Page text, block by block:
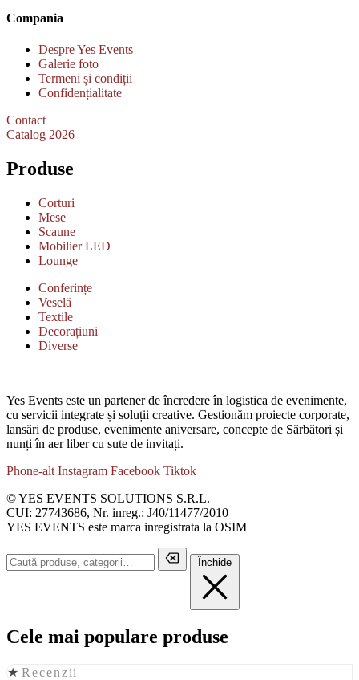
Compania
Despre Yes Events
Galerie foto
Termeni și condiții
Confidențialitate
Contact
Catalog 2026
Produse
Corturi
Mese
Scaune
Mobilier LED
Lounge
Conferințe
Veselă
Textile
Decorațiuni
Diverse
Yes Events este un partener de încredere în logistica de evenimente,
cu servicii integrate și soluții creative. Gestionăm proiecte corporate,
lansări de produse, evenimente aniversare, concepte de Sărbători și
nunți în aer liber cu sute de invitați.
Phone-alt Instagram Facebook Tiktok
© YES EVENTS SOLUTIONS S.R.L.
CUI: 27743686, Nr. inreg.: J40/11477/2010
YES EVENTS este marca inregistrata la OSIM
Cele mai populare produse
★ Recenzii